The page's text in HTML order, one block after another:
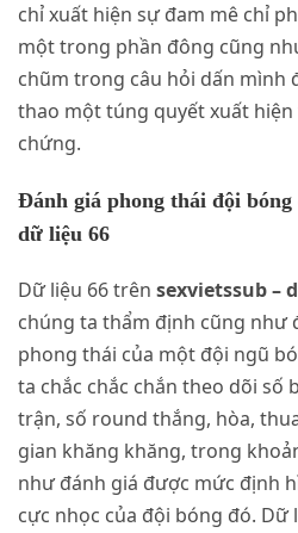
chỉ xuất hiện sự đam mê chỉ
một trong phần đông cũng
chũm trong câu hỏi dấn mình
thao một túng quyết xuất
chứng.
Đánh giá phong thái đội
dữ liệu 66
Dữ liệu 66 trên sexvietssub –
chúng ta thẩm định cũng như
phong thái của một đội ngũ
ta chắc chắc chắn theo dõi số
trận, số round thắng, hòa,
gian khăng khăng, trong
như đánh giá được mức định
cực nhọc của đội bóng đó.